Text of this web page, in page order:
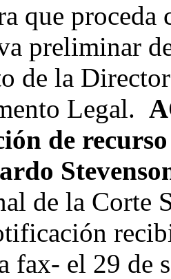
que
preliminar
de la
Legal.
de
de la Corte
fax- el 29 de